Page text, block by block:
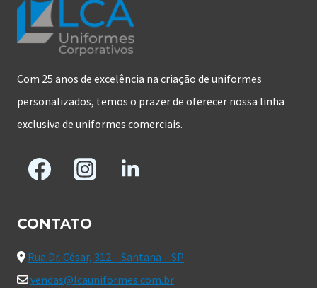
Com 25 anos de excelência na criação de uniformes
personalizados, temos o prazer de oferecer nossa linha
exclusiva de uniformes comerciais.
CONTATO
Rua Dr. César, 312 – Santana – SP
vendas@lcauniformes.com.br